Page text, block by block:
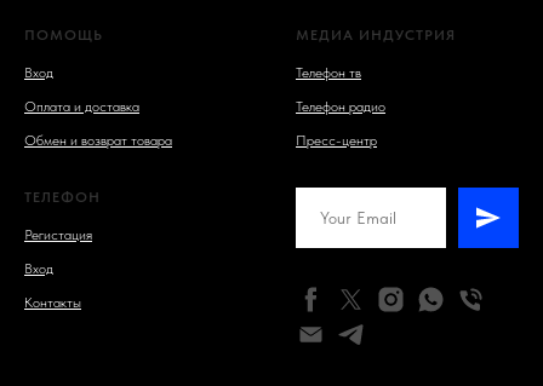
ПОМОЩЬ
Вход
Оплата и доставка
Обмен и возврат товара
МЕДИА ИНДУСТРИЯ
Телефон тв
Телефон радио
Пресс-центр
ТЕЛЕФОН
Регистация
Вход
Контакты